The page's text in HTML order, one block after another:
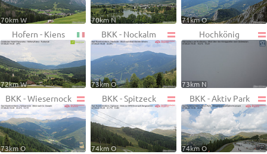
70km W 70km N 71km O
Hofern - Kiens
72km W
BKK - Nockalm
73km O
Hochkönig
73km N
BKK - Wiesernock
73km O
BKK - Spitzeck
74km O
BKK - Aktiv Park
74km O